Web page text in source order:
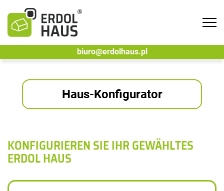
biuro@erdolhaus.pl
Haus-Konfigurator
KONFIGURIEREN SIE IHR GEWÄHLTES
ERDOL HAUS